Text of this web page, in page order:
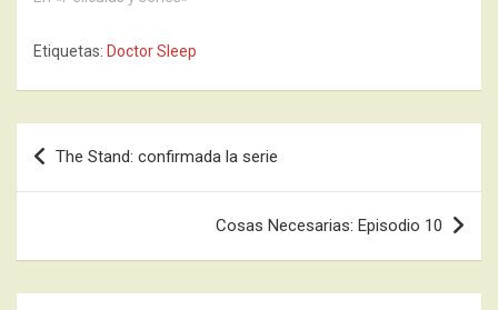
Etiquetas: Doctor Sleep
Navegación
de
The Stand: confirmada la serie
Cosas Necesarias: Episodio 10